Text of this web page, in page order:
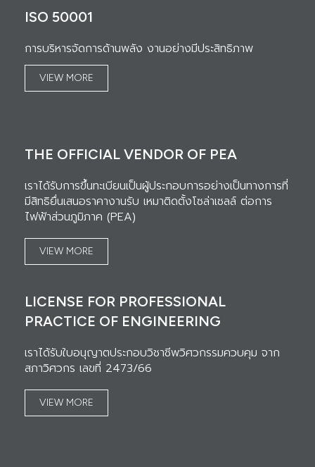
ISO 50001
การบริหารจัดการด้านพลัง งานอย่างมีประสิทธิภาพ
VIEW MORE
THE OFFICIAL VENDOR OF PEA
เราได้รับการขึ้นทะเบียนเป็นผู้ประกอบการอย่างเป็นทางการที่
มีสิทธิยื่นเสนอราคางานรับ เหมาติดตั้งโซล่าเซลล์ ต่อการ
ไฟฟ้าส่วนภูมิภาค (PEA)
VIEW MORE
LICENSE FOR PROFESSIONAL
PRACTICE OF ENGINEERING
เราได้รับใบอนุญาตประกอบวิชาชีพวิศวกรรมควบคุม จาก
สภาวิศวกร เลขที่ 2473/66
VIEW MORE